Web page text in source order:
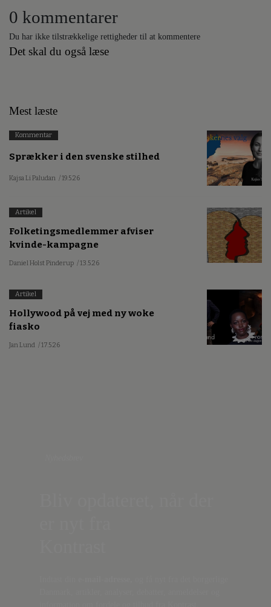
0 kommentarer
Du har ikke tilstrækkelige rettigheder til at kommentere
Det skal du også læse
Mest læste
Kommentar
Sprækker i den svenske stilhed
Kajsa Li Paludan / 19.5.26
Artikel
Folketingsmedlemmer afviser
kvinde-kampagne
Daniel Holst Pinderup / 13.5.26
Artikel
Hollywood på vej med ny woke
fiasko
Jan Lund / 17.5.26